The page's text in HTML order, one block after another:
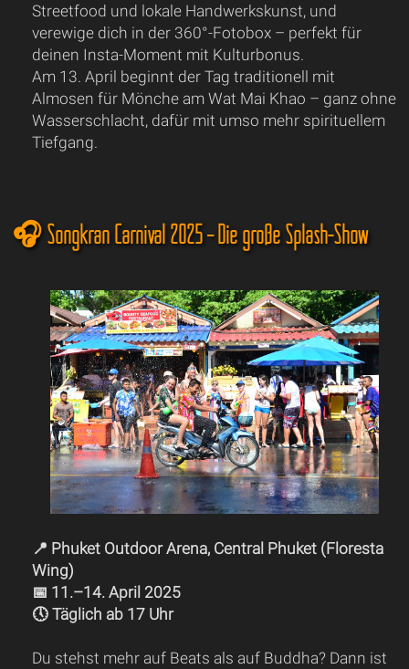
Streetfood und lokale Handwerkskunst, und
verewige dich in der 360°-Fotobox – perfekt für
deinen Insta-Moment mit Kulturbonus.
Am 13. April beginnt der Tag traditionell mit
Almosen für Mönche am Wat Mai Khao – ganz ohne
Wasserschlacht, dafür mit umso mehr spirituellem
Tiefgang.
🎧 Songkran Carnival 2025 – Die große Splash-Show
📍 Phuket Outdoor Arena, Central Phuket (Floresta
Wing)
📅 11.–14. April 2025
🕔 Täglich ab 17 Uhr
Du stehst mehr auf Beats als auf Buddha? Dann ist